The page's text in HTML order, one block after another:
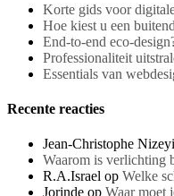
Korte gids voor
Hoe kiest u een
End-to-end eco-
Professionaliteit
Essentials van
Recente reacties
Jean-Christophe
Waarom is verlichting
R.A.Israel op Welke
Jorinde op Waar moet